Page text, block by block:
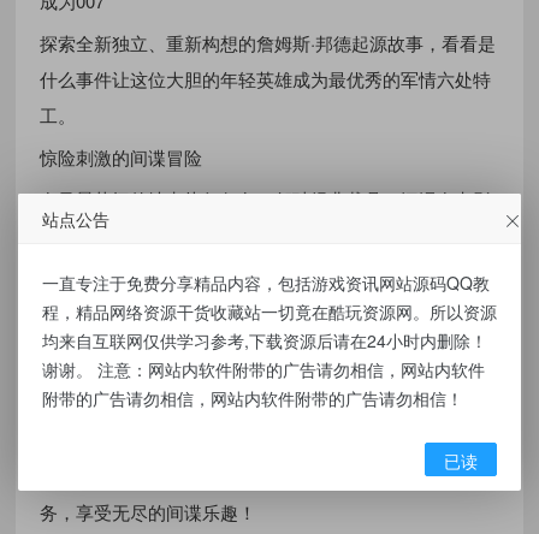
探索全新独立、重新构想的詹姆斯·邦德起源故事，看看是
什么事件让这位大胆的年轻英雄成为最优秀的军情六处特
工。
惊险刺激的间谍冒险
在风景壮阔的地点执行任务，驾驶经典载具，沉浸在电影
般的冒险中，追捕总是领先一步的叛逆特工。
按自己的方式扮演间谍
保持安静或大开杀戒。无论是肉搏战斗，火力全开，使用
小工具悄悄潜入，还是虚张声势逼守卫放行，方法完全由
你决定。
考验自己的本领，使用额外的改动功能重玩你最喜欢的任
务，享受无尽的间谍乐趣！
站点公告
一直专注于免费分享精品内容，包括游戏资讯网站源码QQ教
程，精品网络资源干货收藏站一切竟在酷玩资源网。所以资源
均来自互联网仅供学习参考,下载资源后请在24小时内删除！
谢谢。 注意：网站内软件附带的广告请勿相信，网站内软件
附带的广告请勿相信，网站内软件附带的广告请勿相信！
已读